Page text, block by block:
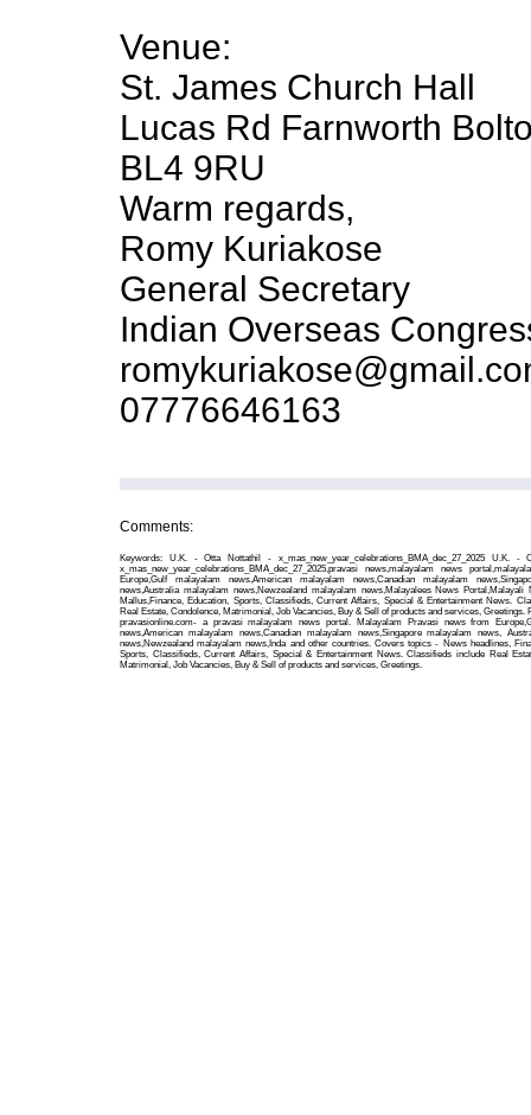
Venue:
St. James Church Hall
Lucas Rd Farnworth
BL4 9RU
Warm regards,
Romy Kuriakose
General Secretary
Indian Overseas
07776646163
Comments:
Keywords: U.K. - Otta Nottathil - x_mas_new_year_celebrations_BMA_dec_27_2025 U.K. -
x_mas_new_year_celebrations_BMA_dec_27_2025,pravasi news,malayalam news
Europe,Gulf malayalam news,American malayalam news,Canadian malayalam
news,Australia malayalam news,Newzealand malayalam news,Malayalees News Portal,Malayali
Mallus,Finance, Education, Sports, Classifieds, Current Affairs, Special & Entertainment News.
Real Estate, Condolence, Matrimonial, Job Vacancies, Buy & Sell of products and services, Greetings.
pravasionline.com- a pravasi malayalam news portal. Malayalam Pravasi news from
news,American malayalam news,Canadian malayalam news,Singapore malayalam news,
news,Newzealand malayalam news,Inda and other countries. Covers topics - News headlines,
Sports, Classifieds, Current Affairs, Special & Entertainment News. Classifieds include Real
Matrimonial, Job Vacancies, Buy & Sell of products and services, Greetings.